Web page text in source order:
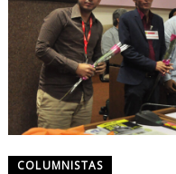
COLUMNISTAS